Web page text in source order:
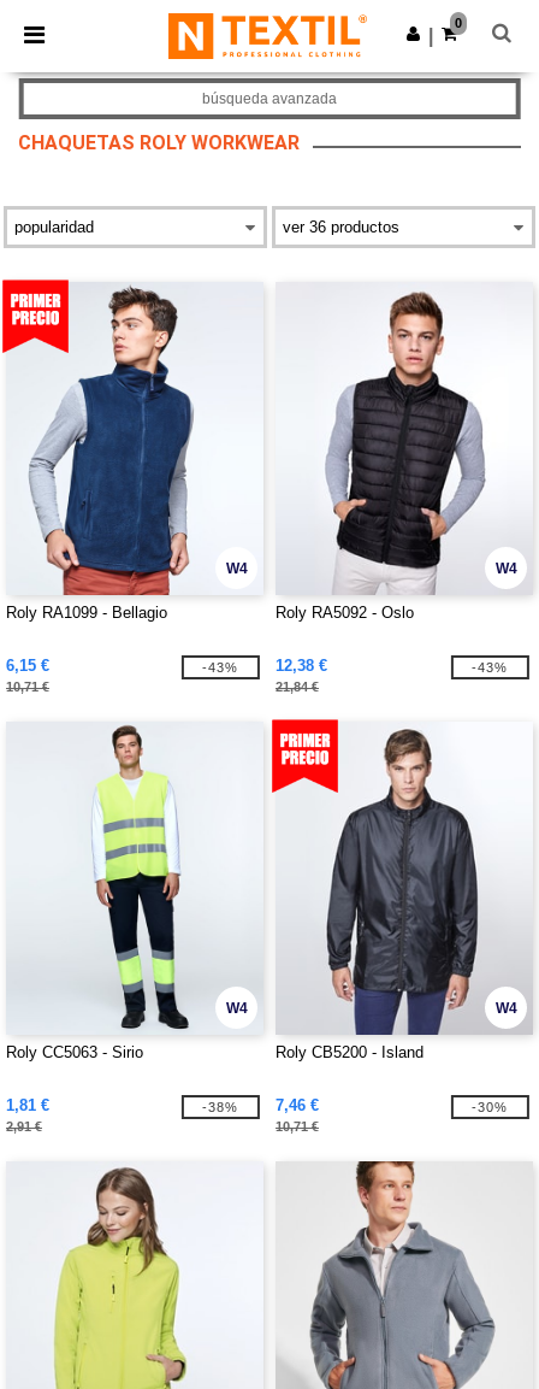
× App de Ntextil
¡Mejores precios en app!
Descargar app
0
CHAQUETAS ROLY WORKWEAR
búsqueda avanzada
W4
Roly RA1099 - Bellagio
6,15 €
10,71 €
-43%
W4
Roly RA5092 - Oslo
12,38 €
21,84 €
-43%
W4
Roly CC5063 - Sirio
1,81 €
2,91 €
-38%
W4
Roly CB5200 - Island
7,46 €
10,71 €
-30%